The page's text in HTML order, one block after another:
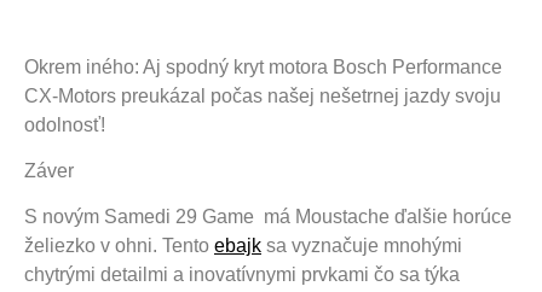
Okrem iného: Aj spodný kryt motora Bosch Performance
CX-Motors preukázal počas našej nešetrnej jazdy svoju
odolnosť!
Záver
S novým Samedi 29 Game má Moustache ďalšie horúce
želiezko v ohni. Tento ebajk sa vyznačuje mnohými
chytrými detailmi a inovatívnymi prvkami čo sa týka